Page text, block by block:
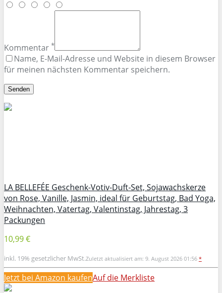
Kommentar *
Name, E-Mail-Adresse und Website in diesem Browser
für meinen nächsten Kommentar speichern.
LA BELLEFÉE Geschenk-Votiv-Duft-Set, Sojawachskerze
von Rose, Vanille, Jasmin, ideal für Geburtstag, Bad Yoga,
Weihnachten, Vatertag, Valentinstag, Jahrestag, 3
Packungen
10,99 €
inkl. 19% gesetzlicher MwSt.Zuletzt aktualisiert am: 9. August 2026 01:56 *
Jetzt bei Amazon kaufenAuf die Merkliste